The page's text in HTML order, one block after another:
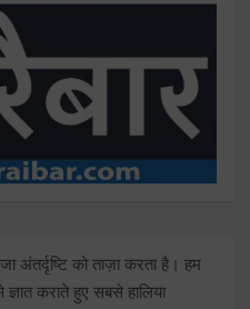
अंतर्दृष्टि को ताज़ा करता है। हम
कराते हुए सबसे हालिया